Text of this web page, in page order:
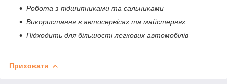
Робота з підшипниками та сальниками
Використання в автосервісах та майстернях
Підходить для більшості легкових автомобілів
Приховати